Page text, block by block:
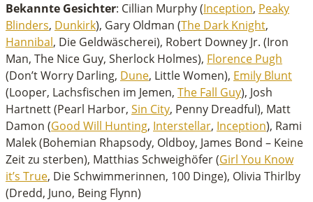
Bekannte Gesichter: Cillian Murphy (Inception, Peaky
Blinders, Dunkirk), Gary Oldman (The Dark Knight,
Hannibal, Die Geldwäscherei), Robert Downey Jr. (Iron
Man, The Nice Guy, Sherlock Holmes), Florence Pugh
(Don’t Worry Darling, Dune, Little Women), Emily Blunt
(Looper, Lachsfischen im Jemen, The Fall Guy), Josh
Hartnett (Pearl Harbor, Sin City, Penny Dreadful), Matt
Damon (Good Will Hunting, Interstellar, Inception), Rami
Malek (Bohemian Rhapsody, Oldboy, James Bond – Keine
Zeit zu sterben), Matthias Schweighöfer (Girl You Know
it’s True, Die Schwimmerinnen, 100 Dinge), Olivia Thirlby
(Dredd, Juno, Being Flynn)